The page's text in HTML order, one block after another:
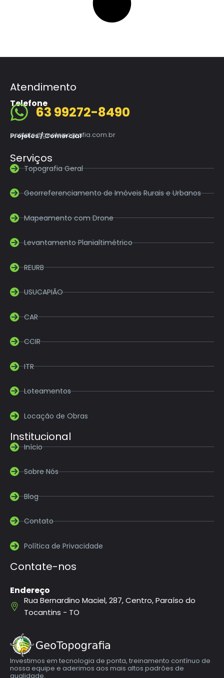
Atendimento
Telefone
63 99272-8490
Projetos / Comercial
contato@geotopografia.com.br
Serviços
Topografia Geral
Georreferenciamento de Imóveis Rurais e Urbanos
Mapeamento com Drone
Levantamento Planialtimétrico
REURB
USUCAPIÃO
CAR
CCIR
ITR
Loteamentos
Locação de Obras
Institucional
Início
Sobre Nós
Blog
Contato
Política de Privacidade
Contate-nos
Endereço
Rua Bernardino Maciel, 287, Centro, Paraíso do
Tocantins - TO
Investimos em tecnologia de ponta, treinamento contínuo de
nossa equipe e aderimos aos mais altos padrões de
qualidade.